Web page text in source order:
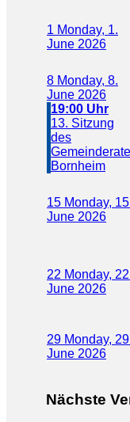
1 Monday, 1.
June 2026
8 Monday, 8.
June 2026
19:00 Uhr
13. Sitzung
des
Bornheim
15 Monday,
June 2026
22 Monday,
June 2026
29 Monday,
June 2026
Nächste